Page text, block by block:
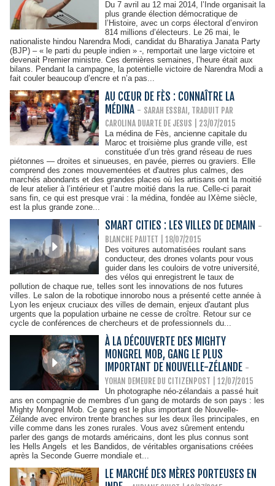
Du 7 avril au 12 mai 2014, l’Inde organisait la
plus grande élection démocratique de
l’Histoire, avec un corps électoral d’environ
814 millions d’électeurs. Le 26 mai, le
nationaliste hindou Narendra Modi, candidat du Bharatiya Janata Party
(BJP) – « le parti du peuple indien » -, remportait une large victoire et
devenait Premier ministre. Ces dernières semaines, l’heure était aux
bilans. Pendant la campagne, la potentielle victoire de Narendra Modi a
fait couler beaucoup d’encre et n’a pas...
AU CŒUR DE FÈS : CONNAÎTRE LA
MÉDINA - SARAH ESSBAI, TRADUIT PAR
CAROLINA DUARTE DE JESUS | 23/07/2015
La médina de Fès, ancienne capitale du
Maroc et troisième plus grande ville, est
constituée d’un très grand réseau de rues
piétonnes — droites et sinueuses, en pavée, pierres ou graviers. Elle
comprend des zones mouvementées et d'autres plus calmes, des
marchés abondants et des grandes places où les artisans ont la moitié
de leur atelier à l’intérieur et l’autre moitié dans la rue. Celle-ci parait
sans fin, ce qui est presque vrai : la médina, fondée au IXème siècle,
est la plus grande zone...
SMART CITIES : LES VILLES DE DEMAIN -
BLANCHE PAUTET | 18/07/2015
Des voitures automatisées roulant sans
conducteur, des drones volants pour vous
guider dans les couloirs de votre université,
des vélos qui enregistrent le taux de
pollution de chaque rue, telles sont les innovations de nos futures
villes. Le salon de la robotique innorobo nous a présenté cette année à
Lyon les enjeux cruciaux des villes de demain, enjeux d'autant plus
urgents que la population urbaine ne cesse de croître. Retour sur ce
cycle de conférences de chercheurs et de professionnels du...
À LA DÉCOUVERTE DES MIGHTY
MONGREL MOB, GANG LE PLUS
IMPORTANT DE NOUVELLE-ZÉLANDE -
YOHAN DEMEURE DU CITIZENPOST | 12/07/2015
Un photographe néo-zélandais a passé huit
ans en compagnie de membres d’un gang de motards de son pays : les
Mighty Mongrel Mob. Ce gang est le plus important de Nouvelle-
Zélande avec environ trente branches sur les deux îles principales, en
ville comme dans les zones rurales. Vous avez sûrement entendu
parler des gangs de motards américains, dont les plus connus sont
les Hells Angels et les Bandidos, de véritables organisations créées
après la Seconde Guerre mondiale et...
LE MARCHÉ DES MÈRES PORTEUSES EN